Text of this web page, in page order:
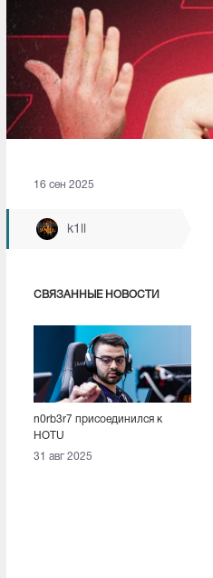
16 сен 2025
k1ll
СВЯЗАННЫЕ НОВОСТИ
n0rb3r7 присоединился к
HOTU
31 авг 2025